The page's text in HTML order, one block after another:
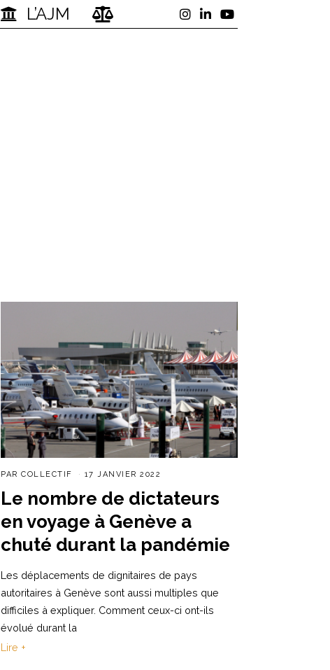
L’AJM
PARCOLLECTIF 17 JANVIER 2022
Le nombre de dictateurs
en voyage à Genève a
chuté durant la pandémie
Les déplacements de dignitaires de pays
autoritaires à Genève sont aussi multiples que
difficiles à expliquer. Comment ceux-ci ont-ils
évolué durant la
Lire +